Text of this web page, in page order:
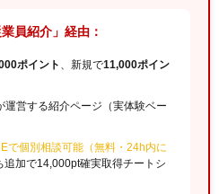
員紹介」経由：
ポイント 、新規で11,000ポイン
運営する紹介ページ（実体験ベー
で個別相談可能（無料・24h内に
追加で14,000pt確実取得チートシ